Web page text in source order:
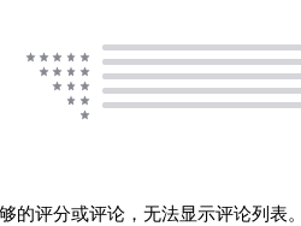
的评分或评论，无法显示评论列表